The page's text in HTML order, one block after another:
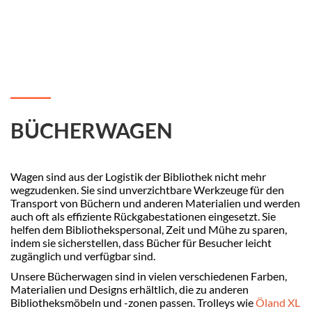
BÜCHERWAGEN
Wagen sind aus der Logistik der Bibliothek nicht mehr
wegzudenken. Sie sind unverzichtbare Werkzeuge für den
Transport von Büchern und anderen Materialien und werden
auch oft als effiziente Rückgabestationen eingesetzt. Sie
helfen dem Bibliothekspersonal, Zeit und Mühe zu sparen,
indem sie sicherstellen, dass Bücher für Besucher leicht
zugänglich und verfügbar sind.
Unsere Bücherwagen sind in vielen verschiedenen Farben,
Materialien und Designs erhältlich, die zu anderen
Bibliotheksmöbeln und -zonen passen. Trolleys wieÖland XL